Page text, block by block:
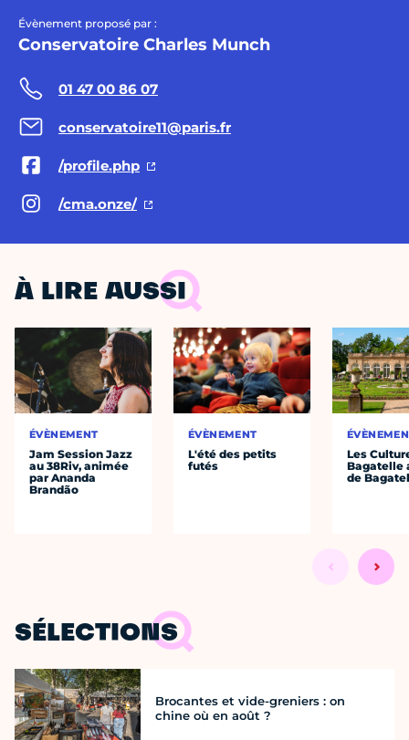
Évènement proposé par :
Conservatoire Charles Munch
01 47 00 86 07
conservatoire11@paris.fr
/profile.php
/cma.onze/
À LIRE AUSSI
ÉVÈNEMENT
Jam Session Jazz
au 38Riv, animée
par Ananda
Brandão
ÉVÈNEMENT
L'été des petits
futés
Les
Bagatelle
de
SÉLECTIONS
Brocantes et vide-greniers : on
chine où en août ?